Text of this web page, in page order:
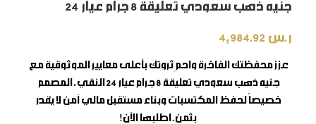
جنيه ذهب سعودي تعليقة 8 جرام عيار 24
ر.س
عزز محفظتك الفاخرة واحمِ ثروتك بأعلى معايير الموثوقية مع
جنيه ذهب سعودي تعليقة 8 جرام عيار 24
النقي، المصمم
خصيصاً لحفظ المكتسبات وبناء مستقبل مالي آمن لا يُقدر
بثمن. اطلبها الآن!